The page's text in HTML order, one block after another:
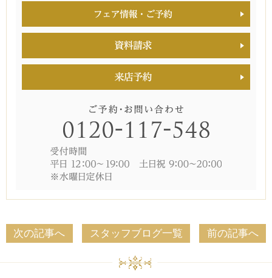
スタッフブログ一覧
次の記事へ 前の記事へ